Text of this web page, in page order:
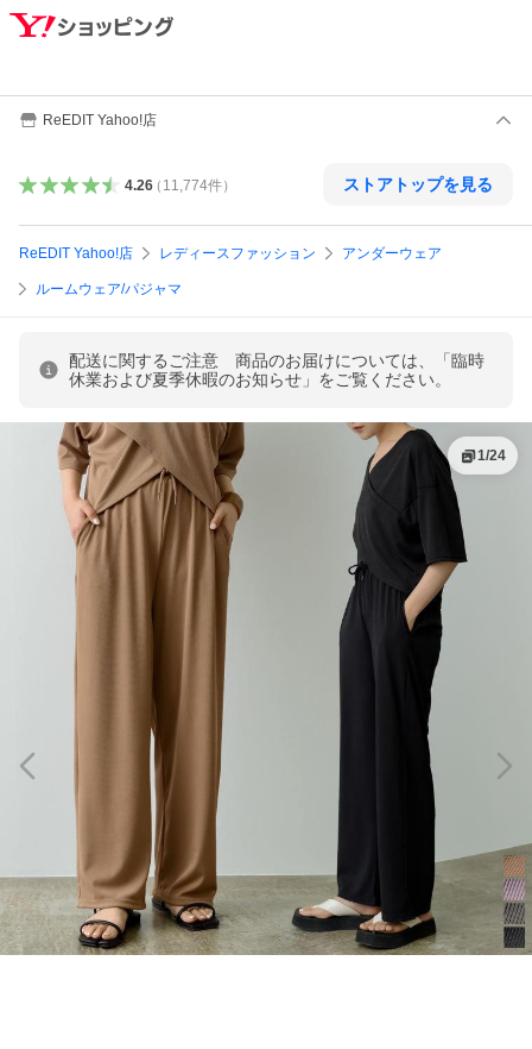
ReEDIT Yahoo!店
4.26（ 11,774件） ストアトップを見る
ReEDIT Yahoo!店 レディースファッション アンダーウェア
ルームウェア/パジャマ
配送に関するご注意 商品のお届けについては、「臨時
休業および夏季休暇のお知らせ」をご覧ください。
1/24